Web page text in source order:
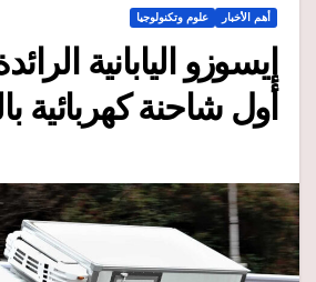
أهم الأخبار علوم وتكنولوجيا
إيسوزو اليابانية
أول شاحنة كهربائية